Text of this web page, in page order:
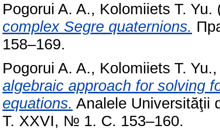
Pogorui A. A., Kolomiiets T. Yu.
complex Segre quaternions.
158–169.
Pogorui A. A., Kolomiiets T. Yu.
algebraic approach for solving
equations. Analele Universităţii
Т. XXVI, № 1. С. 153–160.